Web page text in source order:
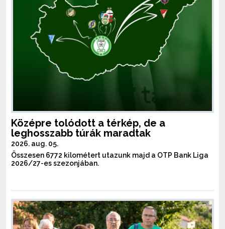
Középre tolódott a térkép, de a
leghosszabb túrák maradtak
2026. aug. 05.
Összesen 6772 kilométert utazunk majd a OTP Bank Liga
2026/27-es szezonjában.